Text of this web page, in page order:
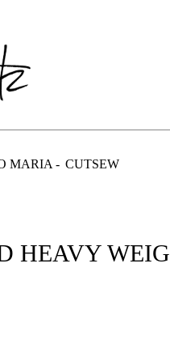
MARIA CUTSEW
HEAVY